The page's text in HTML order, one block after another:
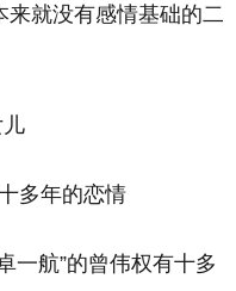
就没有感情基础的二
多年的恋情
一航”的曾伟权有十多